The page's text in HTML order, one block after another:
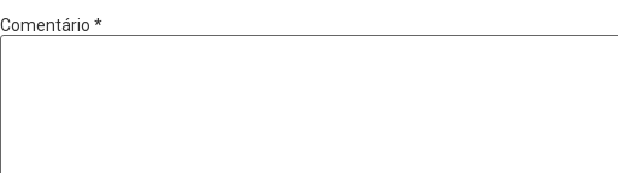
Comentário *